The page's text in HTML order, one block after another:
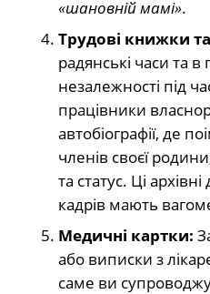
«шановній мамі».
Трудові книжки
радянські часи та
незалежності під
працівники
автобіографії, де
членів своєї
та статус. Ці
кадрів мають
Медичні картки:
або виписки з
саме ви